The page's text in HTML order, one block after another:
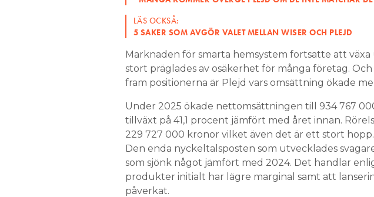
LÄS OCKSÅ:
5 SAKER SOM AVGÖR VALET MELLAN WISER OCH PLEJD
Marknaden för smarta hemsystem fortsatte att
stort präglades av osäkerhet för många företag.
fram positionerna är Plejd vars omsättning ökade
Under 2025 ökade nettomsättningen till 934 767
tillväxt på 41,1 procent jämfört med året innan.
229 727 000 kronor vilket även det är ett stort hopp.
Den enda nyckeltalsposten som utvecklades
som sjönk något jämfört med 2024. Det handlar
produkter initialt har lägre marginal samt att
påverkat.